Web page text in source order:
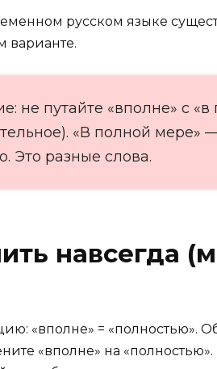
русском языке
варианте.
не путайте «вполне» с
«В полной мере»
Это разные слова.
навсегда
«вполне» = «полностью».
«вполне» на